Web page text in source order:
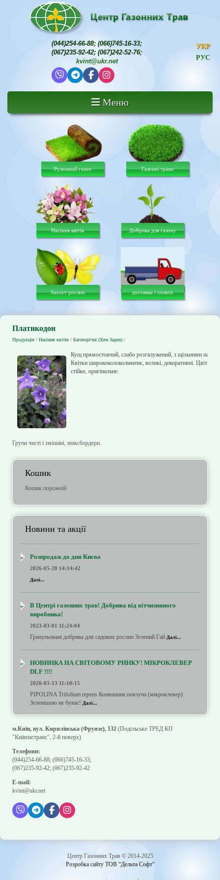
(044)254-66-88; (066)745-16-33;
(067)235-92-42; (067)242-52-76;
kvint@ukr.net
УКР
РУС
Меню
Рулонний газон Газонні трави
Насіння квітів Добрива для газону
Захист рослин доставка і оплата
Платикодон
Продукція / Насіння квітів / Багаторічні (Хем Заден) /
Кущ прямостоячий, слабо розгалужений, з щільними
Квітки ширококолокольчатиє, великі, декоративні. Цвітіння
стійке, оригінальне.
Групи чисті і змішані, миксбордери.
Кошик
Кошик порожній
Новини та акції
Розпродаж до дня Києва
2026-05-20 14:14:42
Далі...
В Центрі газонних трав! Добрива від вітчизняного
виробника!
2023-03-01 11:24:04
Гранульовані добрива для садових рослин Зелений Гай Далі...
НОВИНКА НА СВІТОВОМУ РИНКУ! МІКРОКЛЕВЕР
DLF !!!!
2020-03-13 11:10:15
PIPOLINA Trifolium repens Конюшина повзуча (мікроклевер)
Зеленішою не буває! Далі...
м.Київ, вул. Кирилівська (Фрунзе), 132 (Подільське ТРЕД КП
"Київпастранс", 2-й поверх)
Телефони:
(044)254-66-88; (066)745-16-33;
(067)235-92-42; (067)235-92-42
E-mail:
kvint@ukr.net
Центр Газонних Трав © 2014-2025
Розробка сайту ТОВ “Дельта Софт”